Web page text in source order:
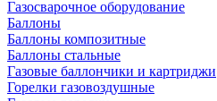
Газосварочное оборудование
Баллоны
Баллоны композитные
Баллоны стальные
Газовые баллончики и картриджи
Горелки газовоздушные